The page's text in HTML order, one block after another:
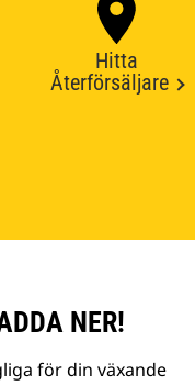
Hitta
Återförsäljare
NER!
för din växande